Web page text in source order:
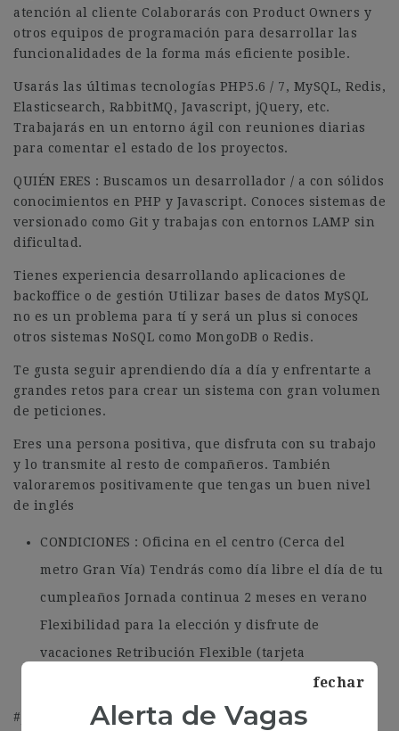
atención al cliente Colaborarás con Product Owners y
otros equipos de programación para desarrollar las
funcionalidades de la forma más eficiente posible.
Usarás las últimas tecnologías PHP5.6 / 7, MySQL, Redis,
Elasticsearch, RabbitMQ, Javascript, jQuery, etc.
Trabajarás en un entorno ágil con reuniones diarias
para comentar el estado de los proyectos.
QUIÉN ERES : Buscamos un desarrollador / a con sólidos
conocimientos en PHP y Javascript. Conoces sistemas de
versionado como Git y trabajas con entornos LAMP sin
dificultad.
Tienes experiencia desarrollando aplicaciones de
backoffice o de gestión Utilizar bases de datos MySQL
no es un problema para tí y será un plus si conoces
otros sistemas NoSQL como MongoDB o Redis.
Te gusta seguir aprendiendo día a día y enfrentarte a
grandes retos para crear un sistema con gran volumen
de peticiones.
Eres una persona positiva, que disfruta con su trabajo
y lo transmite al resto de compañeros. También
valoraremos positivamente que tengas un buen nivel
de inglés
CONDICIONES : Oficina en el centro (Cerca del
metro Gran Vía) Tendrás como día libre el día de tu
cumpleaños Jornada continua 2 meses en verano
Flexibilidad para la elección y disfrute de
vacaciones Retribución Flexible (tarjeta
restaurante y transporte) Salario a negociar
#J-18808-Ljbffr
fechar
Alerta de Vagas